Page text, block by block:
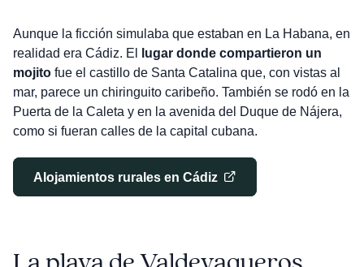
Aunque la ficción simulaba que estaban en La Habana, en
realidad era Cádiz. El
lugar donde compartieron un
mojitofue el castillo de Santa Catalina que, con vistas al
mar, parece un chiringuito caribeño. También se rodó en la
Puerta de la Caleta y en la avenida del Duque de Nájera,
como si fueran calles de la capital cubana.
Alojamientos rurales en Cádiz